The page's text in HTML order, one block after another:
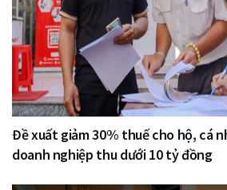
Đề xuất giảm 30% thuế cho hộ, cá
doanh nghiệp thu dưới 10 tỷ đồng